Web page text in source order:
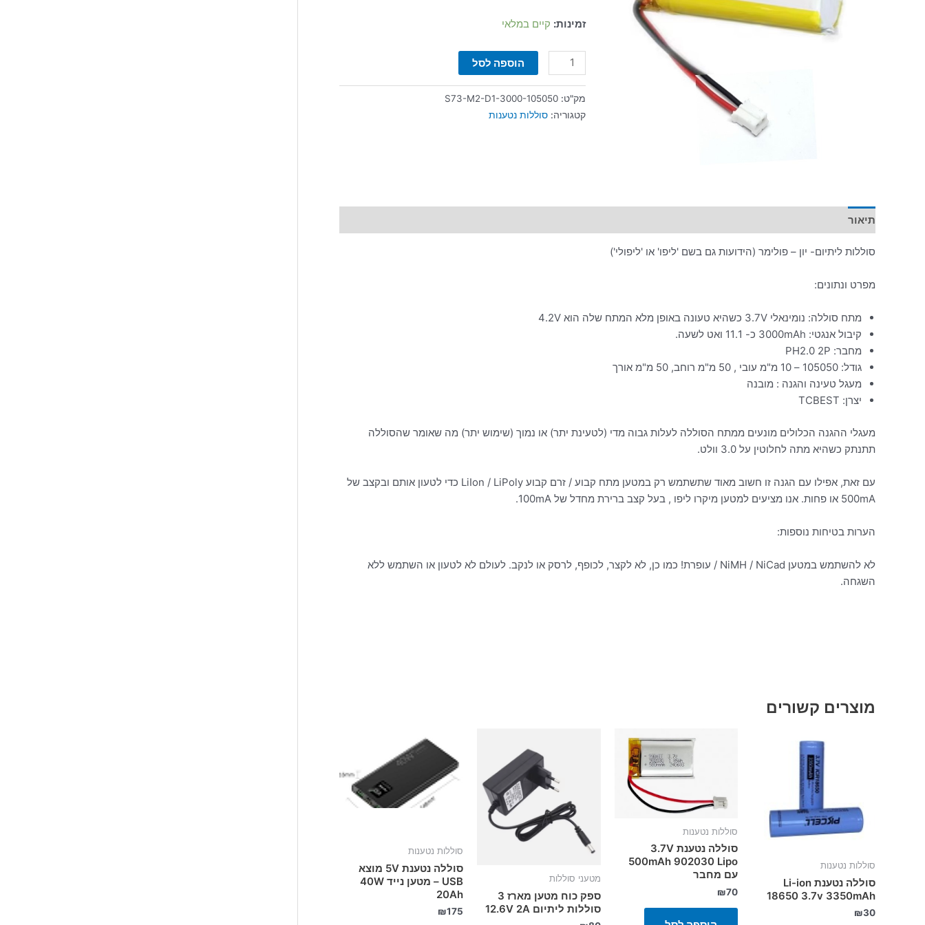
זמינות: קיים במלאי
הוספה לסל
מק"ט: S73-M2-D1-3000-105050
קטגוריה: סוללות נטענות
תיאור
סוללות ליתיום- יון – פולימר (הידועות גם בשם 'ליפו' או 'ליפולי')
מפרט ונתונים:
מתח סוללה: נומינאלי 3.7V כשהיא טעונה באופן מלא המתח שלה הוא 4.2V
קיבול אנגטי: 3000mAh כ- 11.1 ואט לשעה.
מחבר: PH2.0 2P
גודל: 105050 – 10 מ"מ עובי , 50 מ"מ רוחב, 50 מ"מ אורך
מעגל טעינה והגנה : מובנה
יצרן: TCBEST
מעגלי ההגנה הכלולים מונעים ממתח הסוללה לעלות גבוה מדי (לטעינת יתר) או נמוך (שימוש יתר) מה שאומר שהסוללה
תתנתק כשהיא מתה לחלוטין על 3.0 וולט.
עם זאת, אפילו עם הגנה זו חשוב מאוד שתשתמש רק במטען מתח קבוע / זרם קבוע LiIon / LiPoly כדי לטעון אותם ובקצב של
500mA או פחות. אנו מציעים למטען מיקרו ליפו , בעל קצב ברירת מחדל של 100mA.
הערות בטיחות נוספות:
לא להשתמש במטען NiMH / NiCad / עופרת! כמו כן, לא לקצר, לכופף, לרסק או לנקב. לעולם לא לטעון או השתמש ללא
השגחה.
מוצרים קשורים
סוללות נטענות
סוללה נטענת Li-ion
18650 3.7v 3350mAh
₪30
סוללות נטענות
סוללה נטענת 3.7V
500mAh 902030 Lipo
עם מחבר
₪70
מטעני סוללות
ספק כוח מטען מארז 3
סוללות ליתיום 12.6V 2A
סוללות נטענות
סוללה נטענת 5V מוצא
USB – מטען נייד 40W
20Ah
₪175